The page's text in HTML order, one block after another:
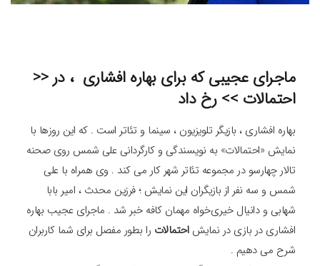
ماجرای عجیبی که برای بهاره افشاری ، در <<
احتمالات >> رخ داد
بهاره افشاری ، بازیگر تلویزیون ، سینما و تئاتر است . که این روزها با
نمایش «احتمالات» به نویسندگی و کارگردانی علی شمس روی صحنه
تالار چهارسو در مجموعه تئاتر شهر کار می کند . وی همراه با علی
شمس و سه نفر از بازیگران این نمایش ؛ فرزین محدث ، امیر بابا
شهابی و دانیال خیری‌خواه مهمان کافه خبر شد . ماجرای عجیب بهاره
افشاری در بازی در نمایشاحتمالات را بطور مفصل برای شما کاربران
شرح می دهیم .